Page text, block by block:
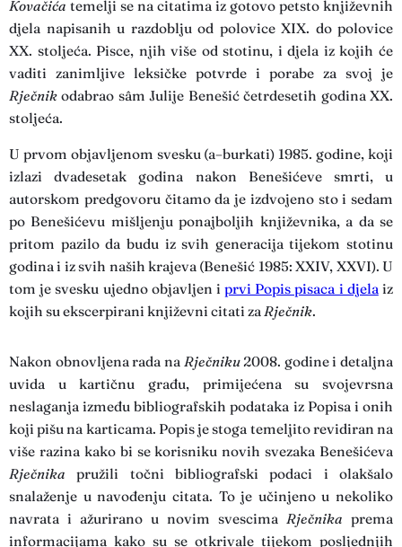
Kovačića temelji se na citatima iz gotovo petsto književnih
djela napisanih u razdoblju od polovice XIX. do polovice
XX. stoljeća. Pisce, njih više od stotinu, i djela iz kojih će
vaditi zanimljive leksičke potvrde i porabe za svoj je
Rječnik odabrao sâm Julije Benešić četrdesetih godina XX.
stoljeća.
U prvom objavljenom svesku (a–burkati) 1985. godine, koji
izlazi dvadesetak godina nakon Benešićeve smrti, u
autorskom predgovoru čitamo da je izdvojeno sto i sedam
po Benešićevu mišljenju ponajboljih književnika, a da se
pritom pazilo da budu iz svih generacija tijekom stotinu
godina i iz svih naših krajeva (Benešić 1985: XXIV, XXVI). U
tom je svesku ujedno objavljen iprvi Popis pisaca i djelaiz
kojih su ekscerpirani književni citati zaRječnik.
Nakon obnovljena rada na Rječniku2008. godine i detaljna
uvida u kartičnu građu, primijećena su svojevrsna
neslaganja između bibliografskih podataka iz Popisa i onih
koji pišu na karticama. Popis je stoga temeljito revidiran na
više razina kako bi se korisniku novih svezaka Benešićeva
Rječnika pružili točni bibliografski podaci i olakšalo
snalaženje u navođenju citata. To je učinjeno u nekoliko
navrata i ažurirano u novim svescima Rječnika prema
informacijama kako su se otkrivale tijekom posljednjih